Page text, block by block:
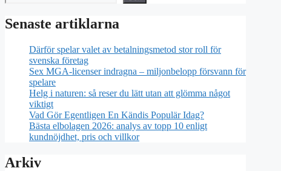
Senaste artiklarna
Därför spelar valet av betalningsmetod stor roll för
svenska företag
Sex MGA-licenser indragna – miljonbelopp försvann för
spelare
Helg i naturen: så reser du lätt utan att glömma något
viktigt
Vad Gör Egentligen En Kändis Populär Idag?
Bästa elbolagen 2026: analys av topp 10 enligt
kundnöjdhet, pris och villkor
Arkiv